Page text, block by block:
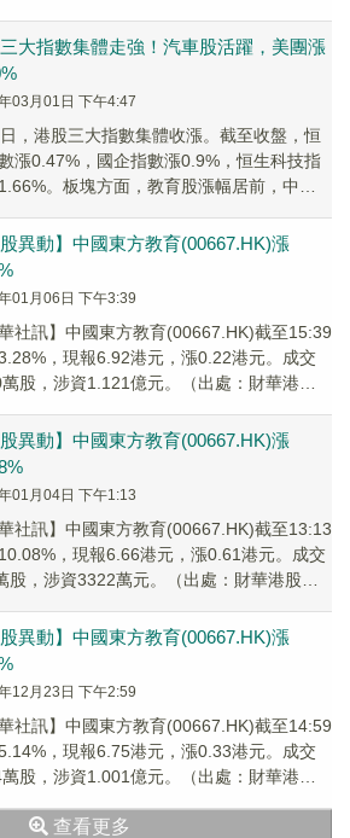
大指數集體走強！汽車股活躍，美團漲
03月01日 下午4:47
，港股三大指數集體收漲。截至收盤，恒
漲0.47%，國企指數漲0.9%，恒生科技指
。板塊方面，教育股漲幅居前，中教
股異動】中國東方教育(00667.HK)漲
01月06日 下午3:39
華社訊】中國東方教育(00667.HK)截至15:39
3.28%，現報6.92港元，漲0.22港元。成交
股，涉資1.121億元。（出處：財華港股
股異動】中國東方教育(00667.HK)漲
01月04日 下午1:13
華社訊】中國東方教育(00667.HK)截至13:13
10.08%，現報6.66港元，漲0.61港元。成交
股，涉資3322萬元。（出處：財華港股智
股異動】中國東方教育(00667.HK)漲
12月23日 下午2:59
華社訊】中國東方教育(00667.HK)截至14:59
5.14%，現報6.75港元，漲0.33港元。成交
股，涉資1.001億元。（出處：財華港股
查看更多